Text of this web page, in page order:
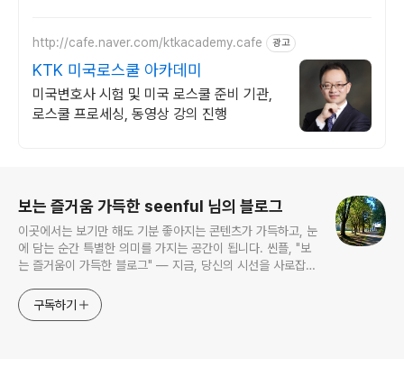
http://cafe.naver.com/ktkacademy.cafe 광고
KTK 미국로스쿨 아카데미
미국변호사 시험 및 미국 로스쿨 준비 기관,
로스쿨 프로세싱, 동영상 강의 진행
보는 즐거움 가득한 seenful 님의 블로그
이곳에서는 보기만 해도 기분 좋아지는 콘텐츠가 가득하고, 눈
에 담는 순간 특별한 의미를 가지는 공간이 됩니다. 씬플, "보
는 즐거움이 가득한 블로그" — 지금, 당신의 시선을 사로잡을
구독하기